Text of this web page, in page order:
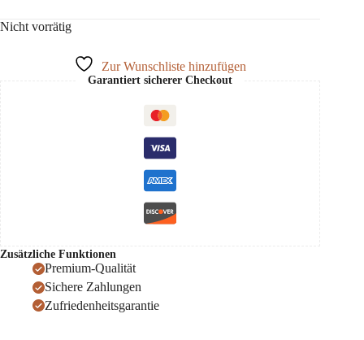
Nicht vorrätig
Zur Wunschliste hinzufügen
Garantiert sicherer Checkout
Zusätzliche Funktionen
Premium-Qualität
Sichere Zahlungen
Zufriedenheitsgarantie